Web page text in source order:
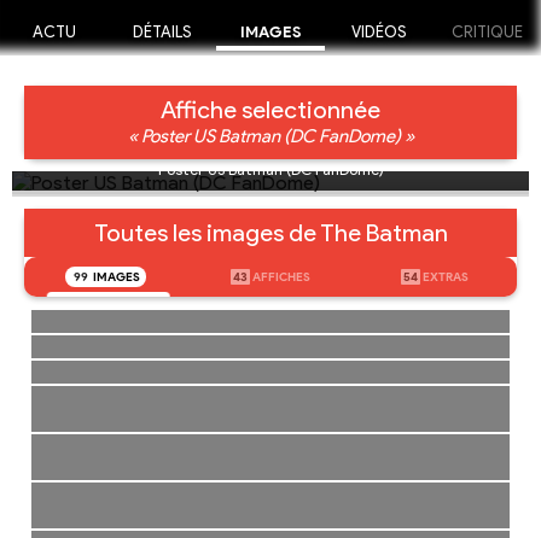
ACTU DÉTAILS IMAGES VIDÉOS CRITIQUE
Affiche selectionnée
« Poster US Batman (DC FanDome) »
Poster US Batman (DC FanDome)
Toutes les images de The Batman
99 IMAGES 43 AFFICHES 54 EXTRAS